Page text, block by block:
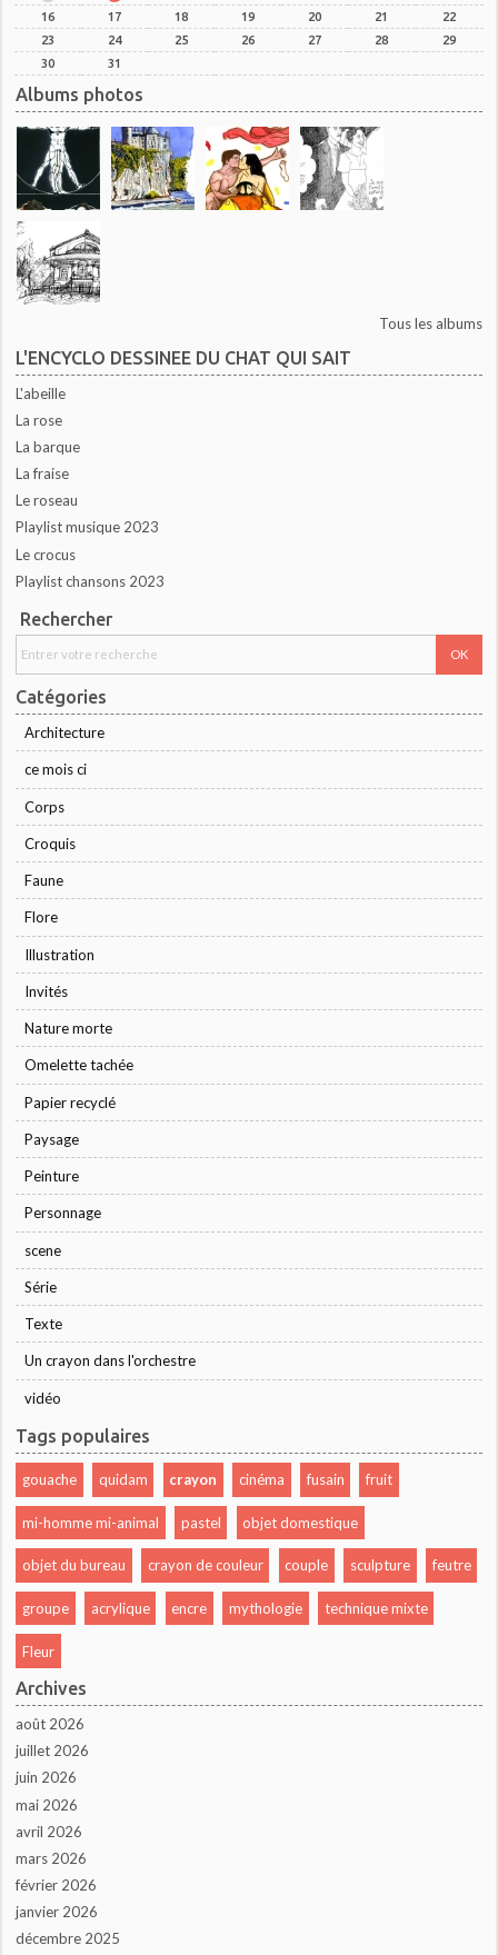
16 17 18 19 20 21
22
23
24 25 26 27 28
29
30
31
Albums photos
Tous les albums
L'ENCYCLO DESSINEE DU CHAT QUI SAIT
L'abeille
La rose
La barque
La fraise
Le roseau
Playlist musique 2023
Le crocus
Playlist chansons 2023
Rechercher
Catégories
Architecture
ce mois ci
Corps
Croquis
Faune
Flore
Illustration
Invités
Nature morte
Omelette tachée
Papier recyclé
Paysage
Peinture
Personnage
scene
Série
Texte
Un crayon dans l'orchestre
vidéo
Tags populaires
gouache quidam crayon cinéma fusain fruit
mi-homme mi-animal pastel objet domestique
objet du bureau crayon de couleur couple sculpture feutre
groupe acrylique encre mythologie technique mixte
Fleur
Archives
août 2026
juillet 2026
juin 2026
mai 2026
avril 2026
mars 2026
février 2026
janvier 2026
décembre 2025